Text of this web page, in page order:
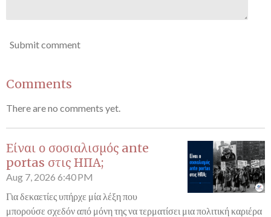
Submit comment
Comments
There are no comments yet.
Είναι ο σοσιαλισμός ante
portas στις ΗΠΑ;
Aug 7, 2026 6:40 PM
Για δεκαετίες υπήρχε μία λέξη που
μπορούσε σχεδόν από μόνη της να τερματίσει μια πολιτική καριέρα